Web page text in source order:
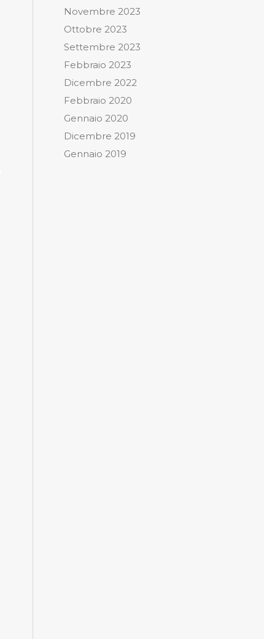
Novembre 2023
Ottobre 2023
Settembre 2023
Febbraio 2023
Dicembre 2022
Febbraio 2020
Gennaio 2020
Dicembre 2019
Gennaio 2019